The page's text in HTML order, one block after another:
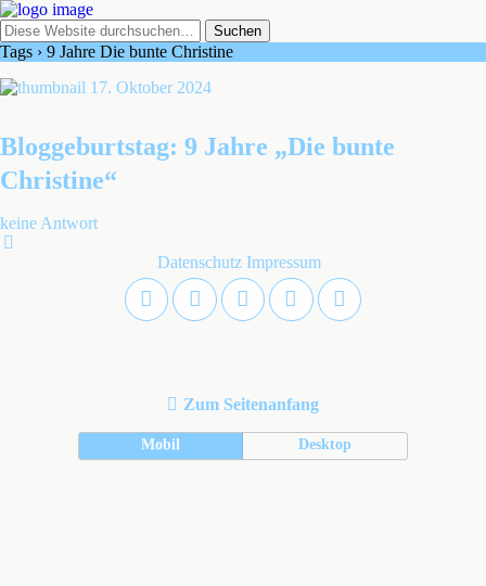
Tags › 9 Jahre Die bunte Christine
17. Oktober 2024
Bloggeburtstag: 9 Jahre „Die bunte
Christine“
keine Antwort
Datenschutz Impressum
Zum Seitenanfang
Mobil Desktop